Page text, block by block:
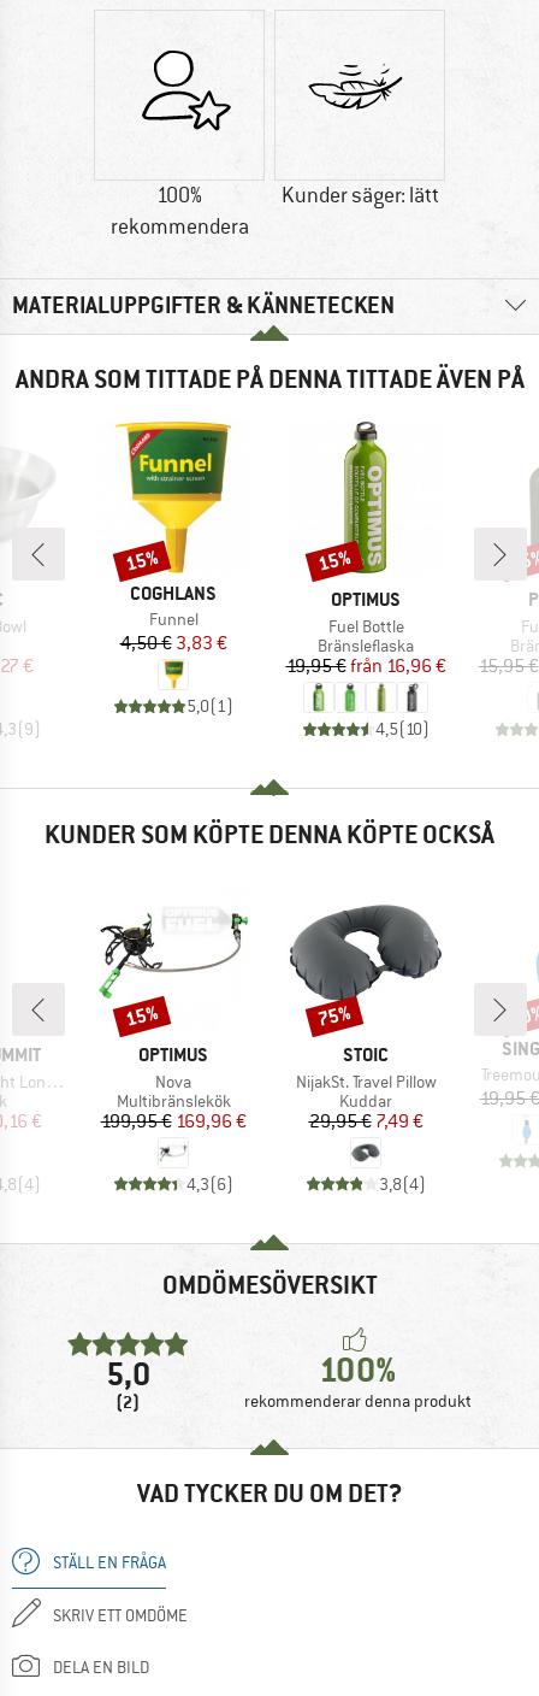
100%
rekommendera
Kunder säger: lätt
MATERIALUPPGIFTER & KÄNNETECKEN
ANDRA SOM TITTADE PÅ DENNA TITTADE ÄVEN PÅ
pris
€
(9)
VARUMÄRKE
COGHLANS
Produkter
Funnel
Pris
4,50 €Reducerat pris
3,83 €
5,0( 1)
Rabatt
15%
VARUMÄRKE
OPTIMUS
Produkter
Fuel Bottle
Produktgrupp
Bränsleflaska
Pris
19,95 € Reducerat pris
från 16,96 €
4,5( 10)
Rabatt
15%
15,95 €
KUNDER SOM KÖPTE DENNA KÖPTE OCKSÅ
Spork
pris
€
(4)
VARUMÄRKE
OPTIMUS
Produkter
Nova
Produktgrupp
Multibränslekök
Pris
199,95 €Reducerat pris
169,96 €
4,3(6)
Rabatt
15%
VARUMÄRKE
STOIC
Produkter
NijakSt. Travel Pillow
Produktgrupp
Kuddar
Pris
29,95 €Reducerat pris
7,49 €
3,8(4)
Rabatt
75%
19,95 €
OMDÖMESÖVERSIKT
5,0
(2)
100%
rekommenderar denna produkt
VAD TYCKER DU OM DET?
STÄLL EN FRÅGA
SKRIV ETT OMDÖME
DELA EN BILD